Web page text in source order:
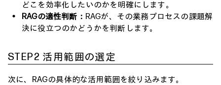
どこを効率化したいのかを明確にします。
RAGの適性判断： RAGが、その業務プロセスの課題解
決に役立つのかどうかを判断します。
STEP2 活用範囲の選定
次に、RAGの具体的な活用範囲を絞り込みます。